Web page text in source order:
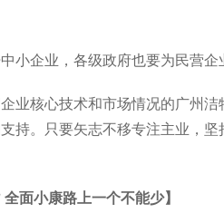
企业，各级政府也要为民营企
核心技术和市场情况的广州洁
持。只要矢志不移专注主业，
全面小康路上一个不能少】